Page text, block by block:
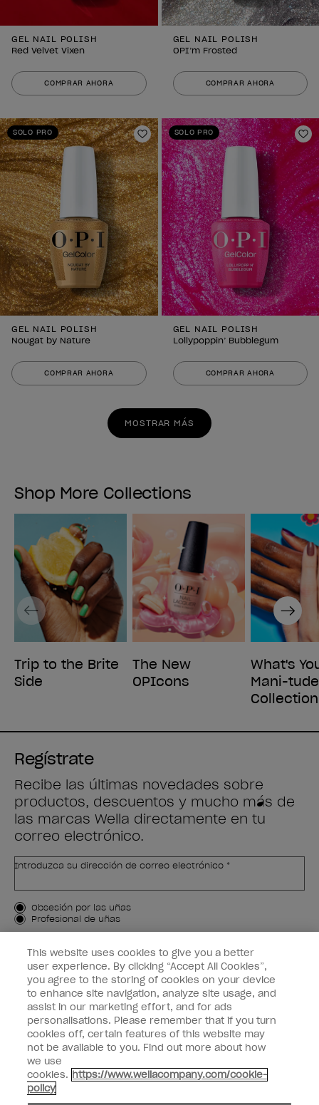
GEL NAIL POLISH
Red Velvet Vixen
COMPRAR AHORA
GEL NAIL POLISH
OPI’m Frosted
COMPRAR AHORA
SOLO PRO
Añadir a la lista de deseos
GEL NAIL POLISH
Nougat by Nature
COMPRAR AHORA
SOLO PRO
GEL NAIL POLISH
Lollypoppin’ Bubblegum
COMPRAR AHORA
MOSTRAR MÁS
Shop More Collections
Trip to the Brite
Side
The New
OPIcons
What's
Mani-
Collection
Previous Next
Regístrate
Recibe las últimas novedades sobre
productos, descuentos y mucho más de
las marcas Wella directamente en tu
correo electrónico.
Introduzca su dirección de correo electrónico *
Tipo de cliente
Obsesión por las uñas
Profesional de uñas
APÚNTAME
Customer Information
Connect with OPI
facebook instagram pinterest youtube
This website uses cookies to give you a better
user experience. By clicking “Accept All Cookies”,
you agree to the storing of cookies on your device
to enhance site navigation, analyze site usage, and
assist in our marketing effort, and for ads
personalisations. Please remember that if you turn
cookies off, certain features of this website may
not be available to you. Find out more about how
we use
cookies. https://www.wellacompany.com/cookie-
policy